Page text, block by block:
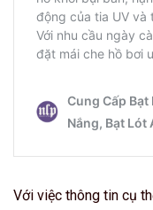
Với việc thông tin cụ